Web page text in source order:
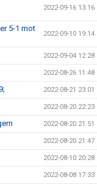
2022-09-16 13:16
5-1 mot
2022-09-10 19:14
2022-09-04 12:28
2022-08-26 11:48
2022-08-21 23:01
2022-08-20 22:23
2022-08-20 21:51
2022-08-20 21:47
2022-08-10 20:28
2022-08-08 17:33